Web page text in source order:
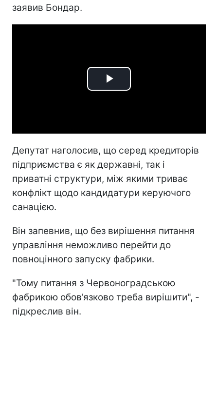
заявив Бондар.
Play
Депутат наголосив, що серед кредиторів
підприємства є як державні, так і
приватні структури, між якими триває
конфлікт щодо кандидатури керуючого
санацією.
Він запевнив, що без вирішення питання
управління неможливо перейти до
повноцінного запуску фабрики.
"Тому питання з Червоноградською
фабрикою обов’язково треба вирішити", -
підкреслив він.